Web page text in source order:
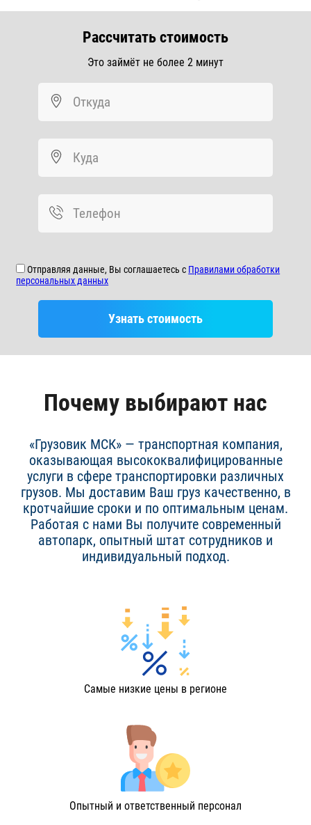
Рассчитать стоимость
Это займёт не более 2 минут
Откуда
Куда
Телефон
Отправляя данные, Вы соглашаетесь с Правилами обработки
персональных данных
Узнать стоимость
Почему выбирают нас
«Грузовик МСК» — транспортная компания,
оказывающая высококвалифицированные
услуги в сфере транспортировки различных
грузов. Мы доставим Ваш груз качественно, в
кротчайшие сроки и по оптимальным ценам.
Работая с нами Вы получите современный
автопарк, опытный штат сотрудников и
индивидуальный подход.
Самые низкие цены в регионе
Опытный и ответственный персонал